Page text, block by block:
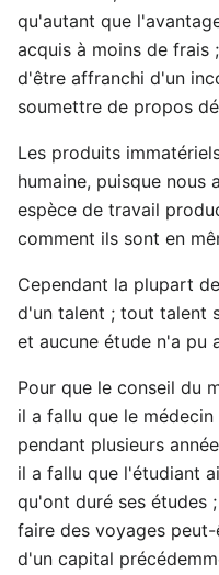
qu'autant que
acquis à moins de frais
d'être affranchi d'un
soumettre de propos
Les produits
humaine, puisque nous
espèce de travail
comment ils sont en
Cependant la plupart
d'un talent ; tout talent
et aucune étude n'a pu
Pour que le conseil du
il a fallu que le
pendant plusieurs
il a fallu que l'étudiant
qu'ont duré ses études
faire des voyages
d'un capital